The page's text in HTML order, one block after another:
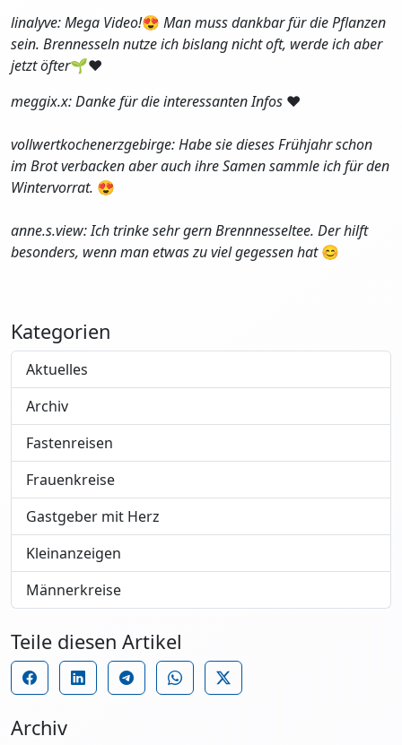
linalyve: Mega Video!😍 Man muss dankbar für die Pflanzen
sein. Brennesseln nutze ich bislang nicht oft, werde ich aber
jetzt öfter🌱❤️
meggix.x: Danke für die interessanten Infos ❤️
vollwertkochenerzgebirge: Habe sie dieses Frühjahr schon
im Brot verbacken aber auch ihre Samen sammle ich für den
Wintervorrat. 😍
anne.s.view: Ich trinke sehr gern Brennnesseltee. Der hilft
besonders, wenn man etwas zu viel gegessen hat😊
Kategorien
Aktuelles
Archiv
Fastenreisen
Frauenkreise
Gastgeber mit Herz
Kleinanzeigen
Männerkreise
Teile diesen Artikel
Archiv